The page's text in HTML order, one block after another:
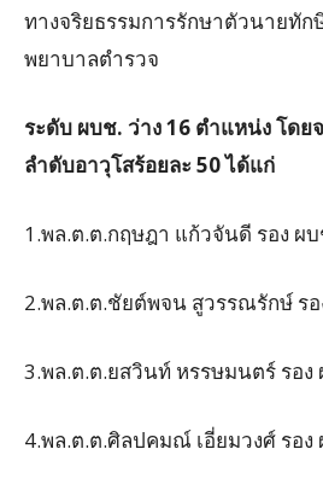
ทางจริยธรรมการรักษาตัวนายทั
พยาบาลตำรวจ
ระดับ ผบช. ว่าง 16 ตำแหน่ง โดย
ลำดับอาวุโสร้อยละ 50 ได้แก่
1.พล.ต.ต.กฤษฎา แก้วจันดี รอง ผ
2.พล.ต.ต.ชัยต์พจน สูวรรณรักษ์ ร
3.พล.ต.ต.ยสวินท์ หรรษมนตร์ รอง
4.พล.ต.ต.ศิลปคมณ์ เอี่ยมวงศ์ รอง